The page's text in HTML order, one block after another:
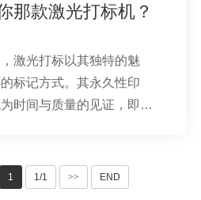
那款激光打标机？
激光打标以其独特的魅
标记方式。其永久性印
时间与质量的见证，即便
1 1/1 >> END